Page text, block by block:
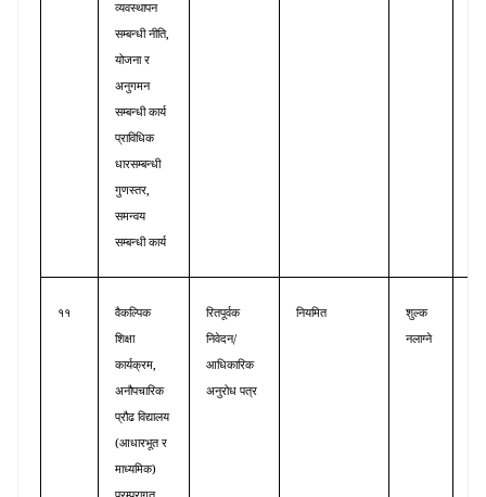
व्यवस्थापन
सम्बन्धी नीति,
योजना र
अनुगमन
सम्बन्धी कार्य
प्राविधिक
धारसम्बन्धी
गुणस्तर,
समन्वय
सम्बन्धी कार्य
११ वैकल्पिक
शिक्षा
कार्यक्रम,
अनौपचारिक
प्रौढ विद्यालय
(आधारभूत र
माध्यमिक)
रितपूर्वक
निवेदन/
आधिकारिक
अनुरोध पत्र
नियमित शुल्क
नलाग्ने